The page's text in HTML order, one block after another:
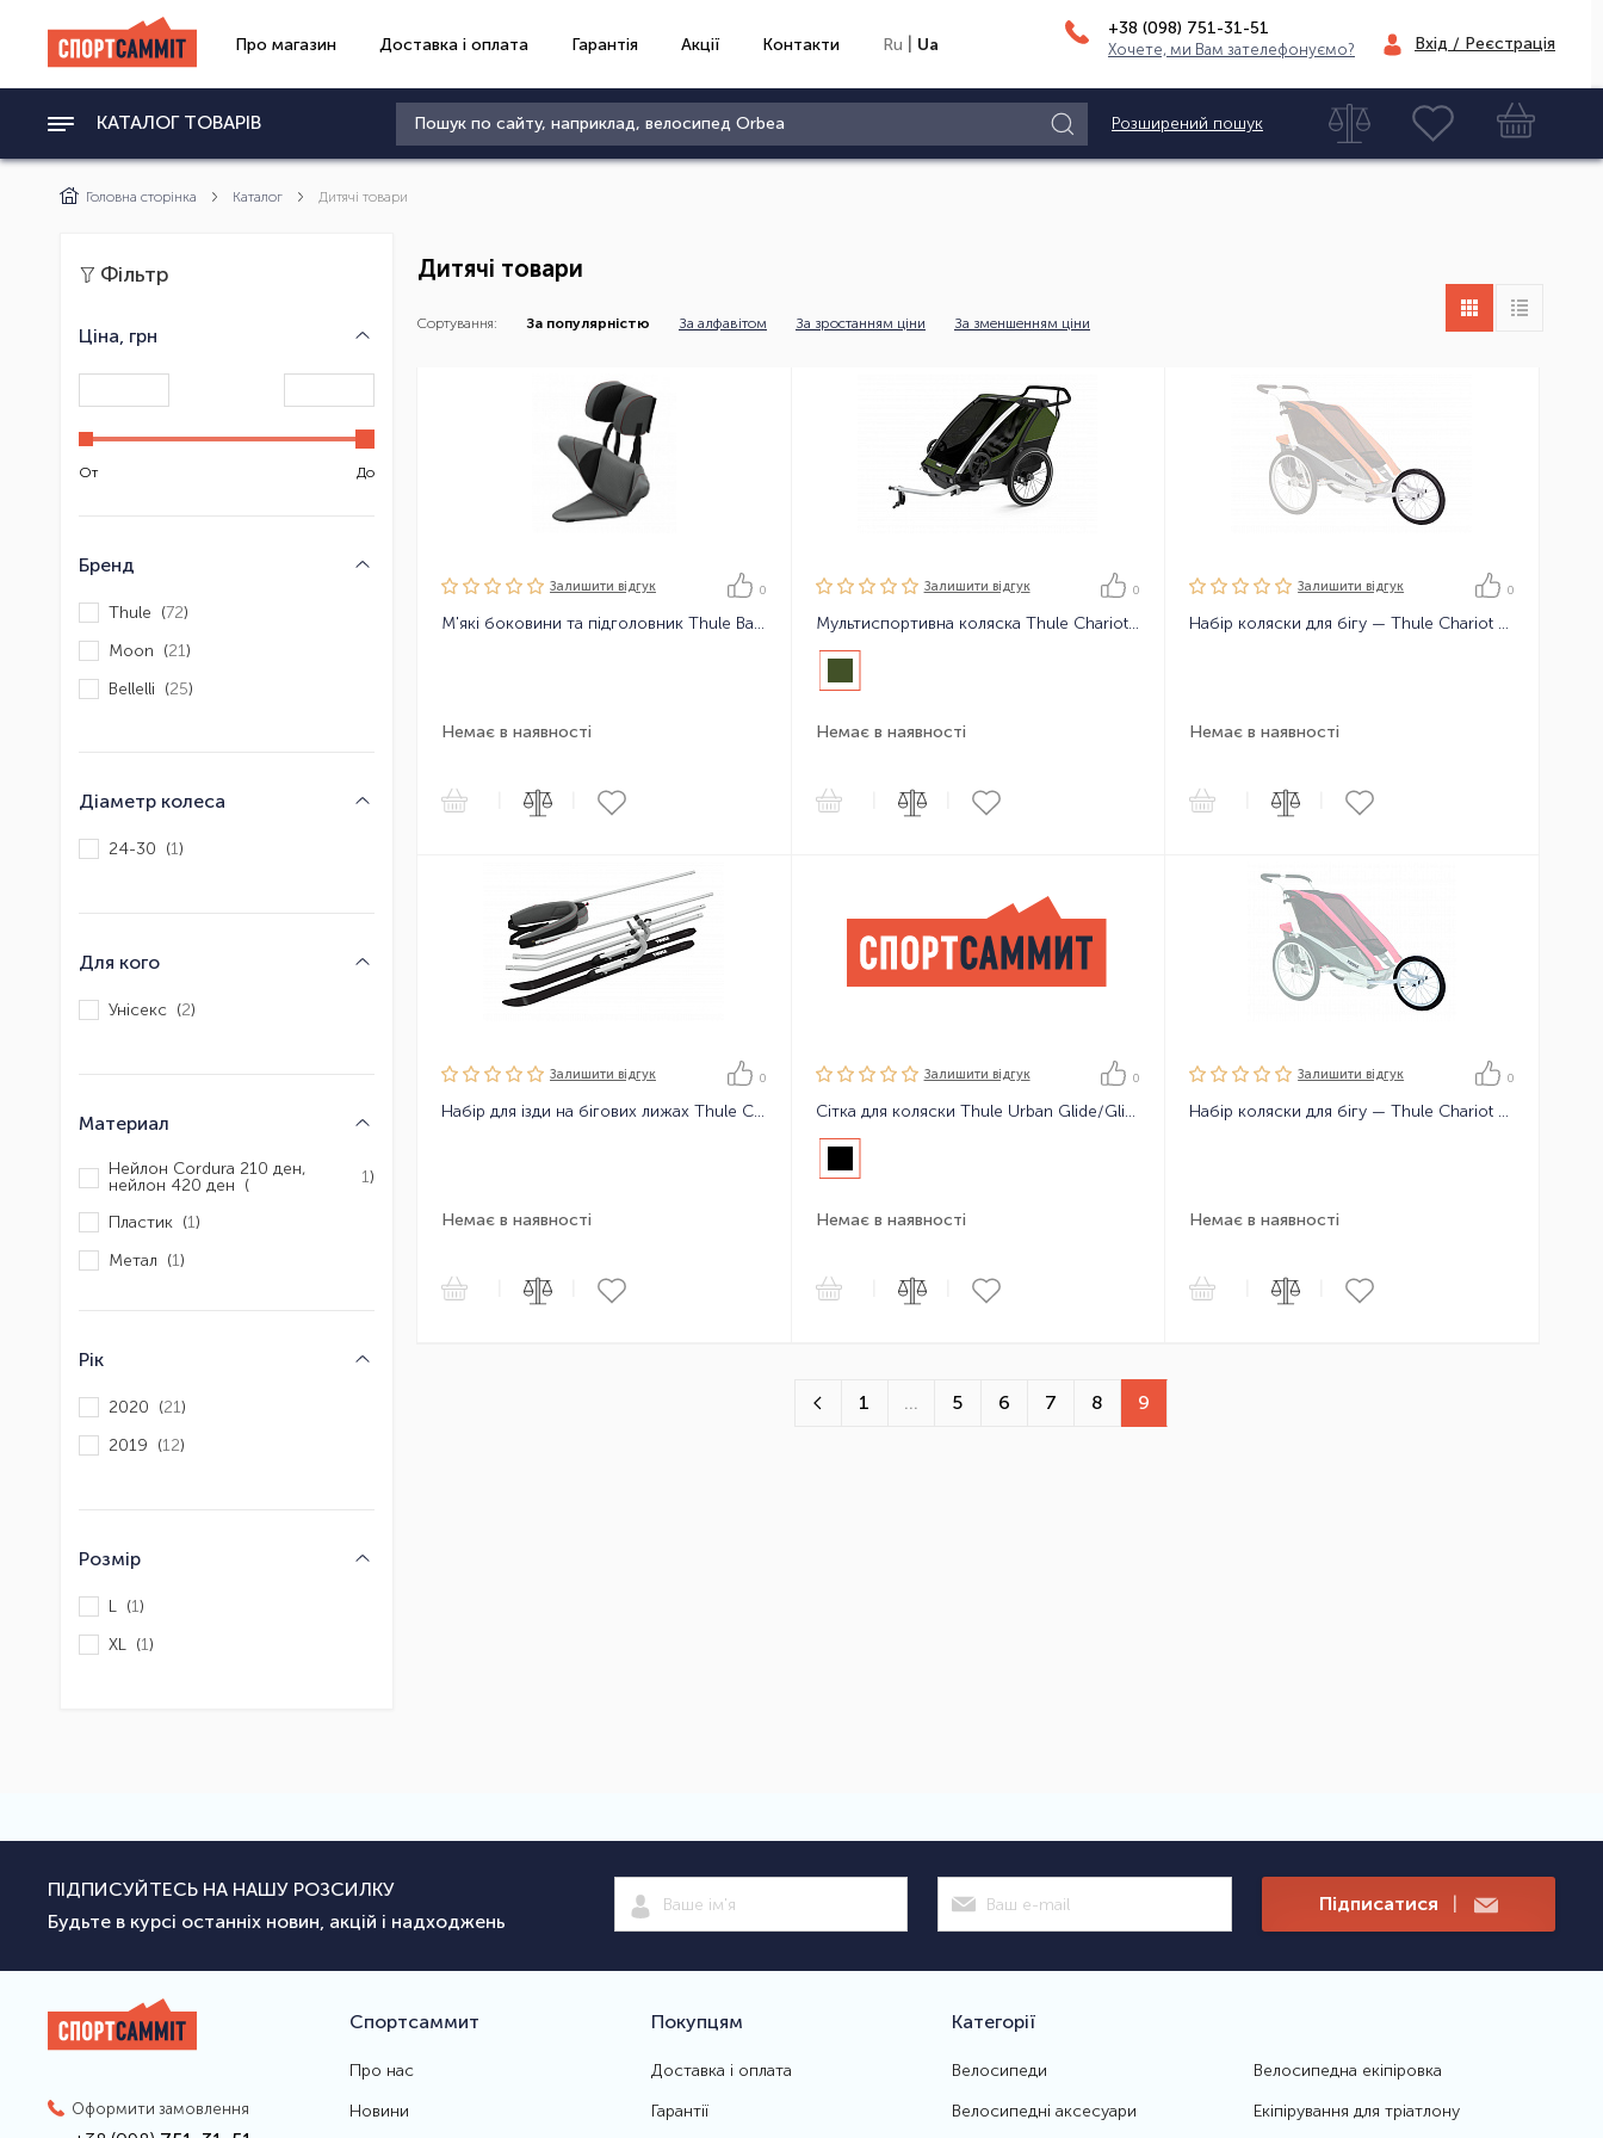
Про магазин Доставка і оплата Гарантія Акції Контакти Ru Ua
+38 (098) 751-31-51
Хочете, ми Вам зателефонуємо? Вхід / Реєстрація
КАТАЛОГ ТОВАРІВ Розширений пошук
Головна сторінка Каталог Дитячі товари
Фільтр
Ціна, грн
От До
Бренд
Thule (72)
Moon (21)
Bellelli (25)
Діаметр колеса
24-30 (1)
Для кого
Унісекс (2)
Материал
Нейлон Cordura 210 ден,
нейлон 420 ден (
1)
Пластик (1)
Метал (1)
Рік
2020 (21)
2019 (12)
Розмір
L (1)
XL (1)
Дитячі товари
Сортування: За популярністю За алфавітом За зростанням ціни За зменшенням ціни
Залишити вiдгук 0
М'які боковини та підголовник Thule Baby Supporter
Немає в наявності
Залишити вiдгук 0
Мультиспортивна коляска Thule Chariot Cab2 2021
Немає в наявності
Залишити вiдгук 0
Набір коляски для бігу — Thule Chariot Touring Jogging Kit для Corsaire 2/Captain 2
Немає в наявності
Залишити вiдгук 0
Набір для ізди на бігових лижах Thule Chariot Ski Kit
Немає в наявності
Залишити вiдгук 0
Сітка для коляски Thule Urban Glide/Glide Mesh Cover
Немає в наявності
Залишити вiдгук 0
Набір коляски для бігу — Thule Chariot Touring Jogging kit для Corsaire 1/Captain 1
Немає в наявності
1 ... 5 6 7 8 9
ПІДПИСУЙТЕСЬ НА НАШУ РОЗСИЛКУ
Будьте в курсі останніх новин, акцій і надходжень
Підписатися |
Оформити замовлення
Спортсаммит
Про нас
Новини
Покупцям
Доставка і оплата
Гарантії
Категорії
Велосипеди
Велосипедні аксесуари
Велосипедна екіпіровка
Екіпірування для тріатлону